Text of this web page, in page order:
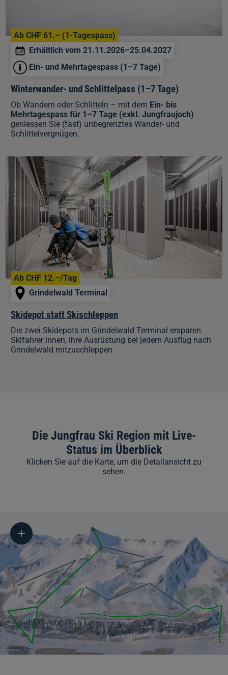
Ab CHF 61.– (1-Tagespass)
Erhältlich vom 21.11.2026–25.04.2027
Ein- und Mehrtagespass (1–7 Tage)
Winterwander- und Schlittelpass (1–7 Tage)
Ob Wandern oder Schlitteln – mit dem Ein- bis
Mehrtagespass für 1–7 Tage (exkl. Jungfraujoch)
geniessen Sie (fast) unbegrenztes Wander- und
Schlittelvergnügen.
Skidepot
Skischleppen
Ab CHF 12.–/Tag
Grindelwald Terminal
Skidepot statt Skischleppen
Die zwei Skidepots im Grindelwald Terminal ersparen
Skifahrer:innen, ihre Ausrüstung bei jedem Ausflug nach
Grindelwald mitzuschleppen.
Die Jungfrau Ski Region mit Live-
Status im Überblick
Klicken Sie auf die Karte, um die Detailansicht zu
sehen.